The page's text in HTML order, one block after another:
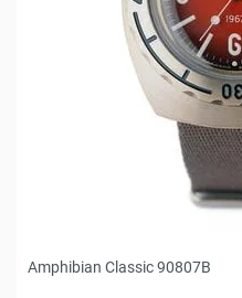
Amphibian Classic 90807B